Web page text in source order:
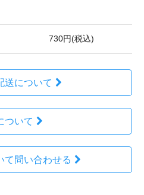
730円(税込)
送について
ついて
て問い合わせる